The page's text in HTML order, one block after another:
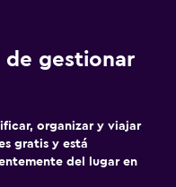
de gestionar
organizar y viajar
gratis y está
del lugar en